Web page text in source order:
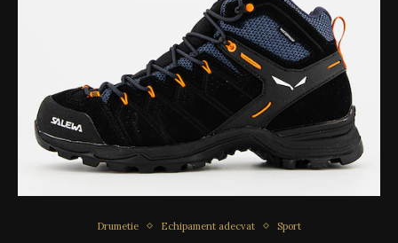
Drumetie Echipament adecvat Sport